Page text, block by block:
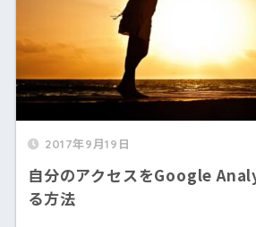
2017年9月19日
自分のアクセスをGoogle
る方法